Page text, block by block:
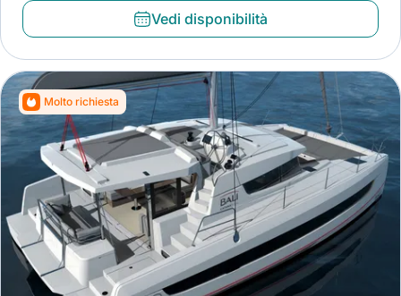
Vedi disponibilità
Molto richiesta